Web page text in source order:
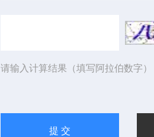
请输入计算结果（填写阿拉伯数字